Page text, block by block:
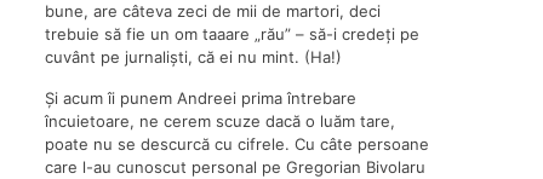
bune, are câteva zeci de mii de martori, deci
trebuie să fie un om taaare „rău” – să-i credeți pe
cuvânt pe jurnaliști, că ei nu mint. (Ha!)
Și acum îi punem Andreei prima întrebare
încuietoare, ne cerem scuze dacă o luăm tare,
poate nu se descurcă cu cifrele. Cu câte persoane
care l-au cunoscut personal pe Gregorian Bivolaru